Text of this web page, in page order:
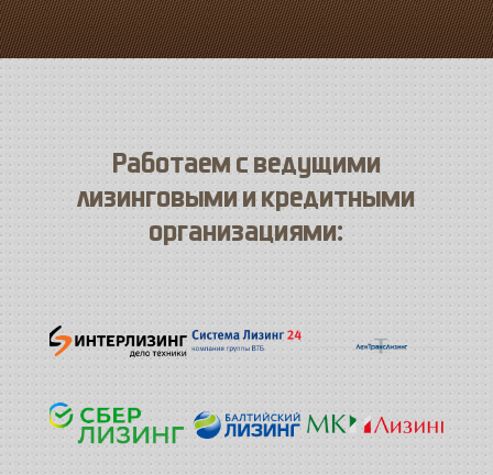
Работаем с ведущими
лизинговыми и кредитными
организациями: